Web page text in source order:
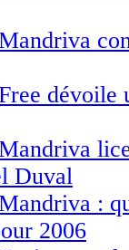
dévoile
Duval
:
2006